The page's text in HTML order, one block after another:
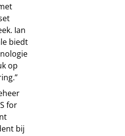
Ian
biedt
op
for
bij